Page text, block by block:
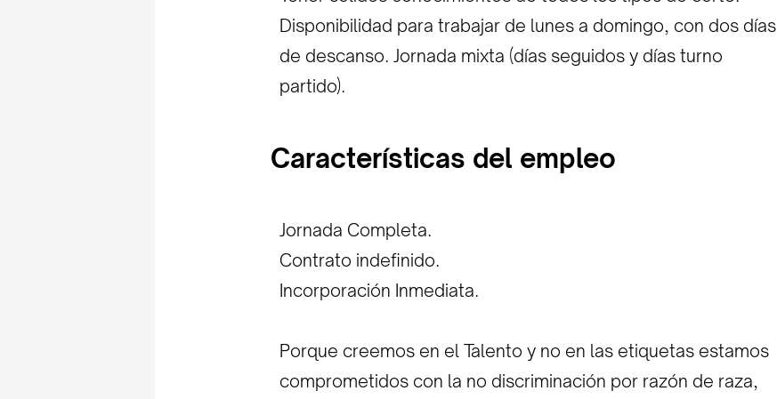
Disponibilidad para trabajar de lunes a domingo, con dos días
de descanso. Jornada mixta (días seguidos y días turno
partido).
Características del empleo
Jornada Completa.
Contrato indefinido.
Incorporación Inmediata.
Porque creemos en el Talento y no en las etiquetas estamos
comprometidos con la no discriminación por razón de raza,